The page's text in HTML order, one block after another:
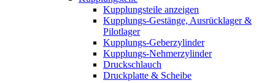
Kupplungsteile anzeigen
Kupplungs-Gestänge, Ausrücklager &
Pilotlager
Kupplungs-Geberzylinder
Kupplungs-Nehmerzylinder
Druckschlauch
Druckplatte & Scheibe